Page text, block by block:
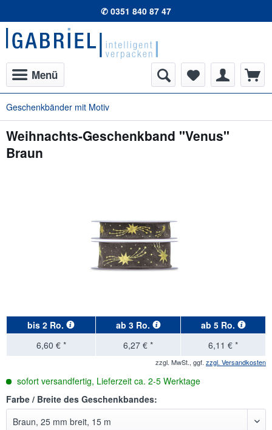
✆ 0351 840 87 47
Menü
Geschenkbänder mit Motiv
Weihnachts-Geschenkband "Venus"
Braun
bis 2 Ro. ab 3 Ro. ab 5 Ro.
6,60 € *
6,27 € * 6,11 € *
zzgl. MwSt., ggf. zzgl. Versandkosten
sofort versandfertig, Lieferzeit ca. 2-5 Werktage
Farbe / Breite des Geschenkbandes: